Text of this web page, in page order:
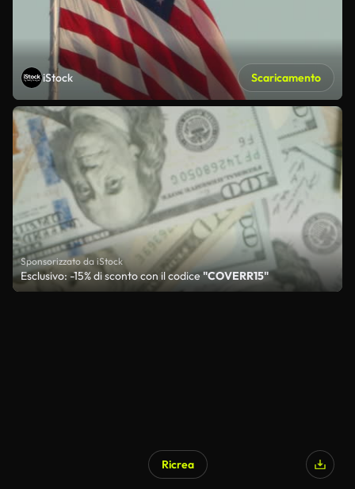
iStock Scaricamento
Sponsorizzato da iStock
Esclusivo: -15% di sconto con il codice "COVERR15"
Ricrea